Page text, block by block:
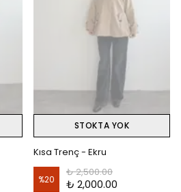
STOKTA YOK
Kısa Trenç - Ekru
%20
₺ 2,500.00
₺ 2,000.00